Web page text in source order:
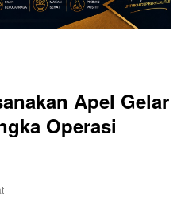
Apel Gelar
Operasi